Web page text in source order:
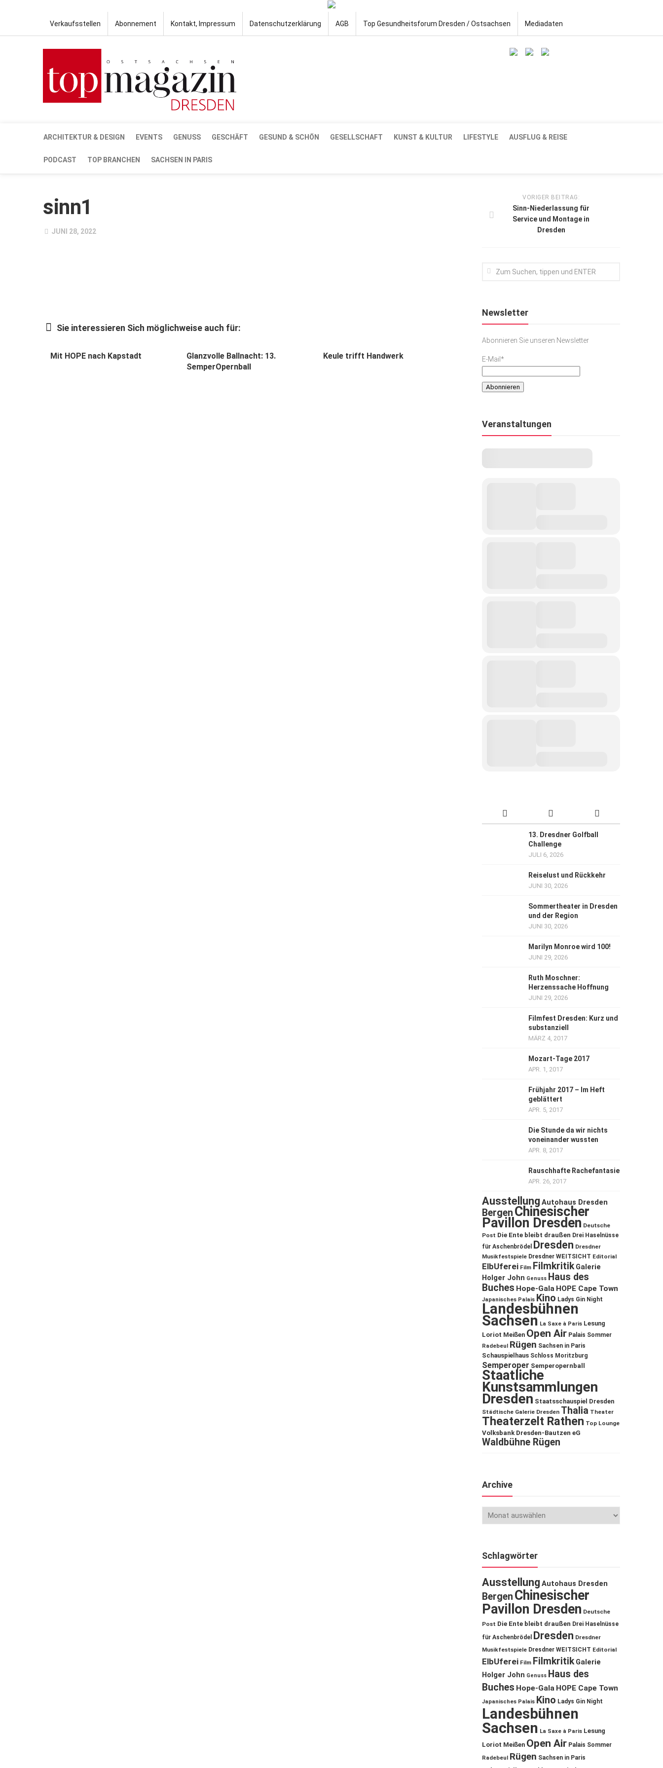
Verkaufsstellen Abonnement Kontakt, Impressum Datenschutzerklärung AGB Top Gesundheitsforum Dresden / Ostsachsen Mediadaten
ARCHITEKTUR & DESIGN EVENTS GENUSS GESCHÄFT GESUND & SCHÖN GESELLSCHAFT KUNST & KULTUR LIFESTYLE AUSFLUG & REISE
PODCAST TOP BRANCHEN SACHSEN IN PARIS
sinn1
JUNI 28, 2022
Sie interessieren Sich möglichweise auch für:
Mit HOPE nach Kapstadt
Glanzvolle Ballnacht: 13.
SemperOpernball
Keule trifft Handwerk
VORIGER BEITRAG:
Sinn-Niederlassung für
Service und Montage in
Dresden
Newsletter
Abonnieren Sie unseren Newsletter
E-Mail*
Veranstaltungen
13. Dresdner Golfball
Challenge
JULI 6, 2026
Reiselust und Rückkehr
JUNI 30, 2026
Sommertheater in Dresden
und der Region
JUNI 30, 2026
Marilyn Monroe wird 100!
JUNI 29, 2026
Ruth Moschner:
Herzenssache Hoffnung
JUNI 29, 2026
Filmfest Dresden: Kurz und
substanziell
MÄRZ 4, 2017
Mozart-Tage 2017
APR. 1, 2017
Frühjahr 2017 – Im Heft
geblättert
APR. 5, 2017
Die Stunde da wir nichts
voneinander wussten
APR. 8, 2017
Rauschhafte Rachefantasie
APR. 26, 2017
Ausstellung Autohaus Dresden
Bergen Chinesischer
Pavillon Dresden Deutsche
Post Die Ente bleibt draußen Drei Haselnüsse
für Aschenbrödel
Dresden Dresdner
Musikfestspiele Dresdner WEITSICHT Editorial
ElbUferei Film Filmkritik Galerie
Holger John Genuss Haus des
Buches Hope-Gala HOPE Cape Town
Japanisches Palais Kino Ladys Gin Night
Landesbühnen
Sachsen La Saxe à Paris Lesung
Loriot Meißen Open Air Palais Sommer
Radebeul Rügen Sachsen in Paris
Schauspielhaus Schloss Moritzburg
Semperoper Semperopernball
Staatliche
Kunstsammlungen
Dresden Staatsschauspiel Dresden
Städtische Galerie Dresden Thalia Theater
Theaterzelt Rathen Top Lounge
Volksbank Dresden-Bautzen eG
Waldbühne Rügen
Archive
Schlagwörter
Ausstellung Autohaus Dresden
Bergen Chinesischer
Pavillon Dresden Deutsche
Post Die Ente bleibt draußen Drei Haselnüsse
für Aschenbrödel
Dresden Dresdner
Musikfestspiele Dresdner WEITSICHT Editorial
ElbUferei Film Filmkritik Galerie
Holger John Genuss Haus des
Buches Hope-Gala HOPE Cape Town
Japanisches Palais Kino Ladys Gin Night
Landesbühnen
Sachsen La Saxe à Paris Lesung
Loriot Meißen Open Air Palais Sommer
Radebeul Rügen Sachsen in Paris